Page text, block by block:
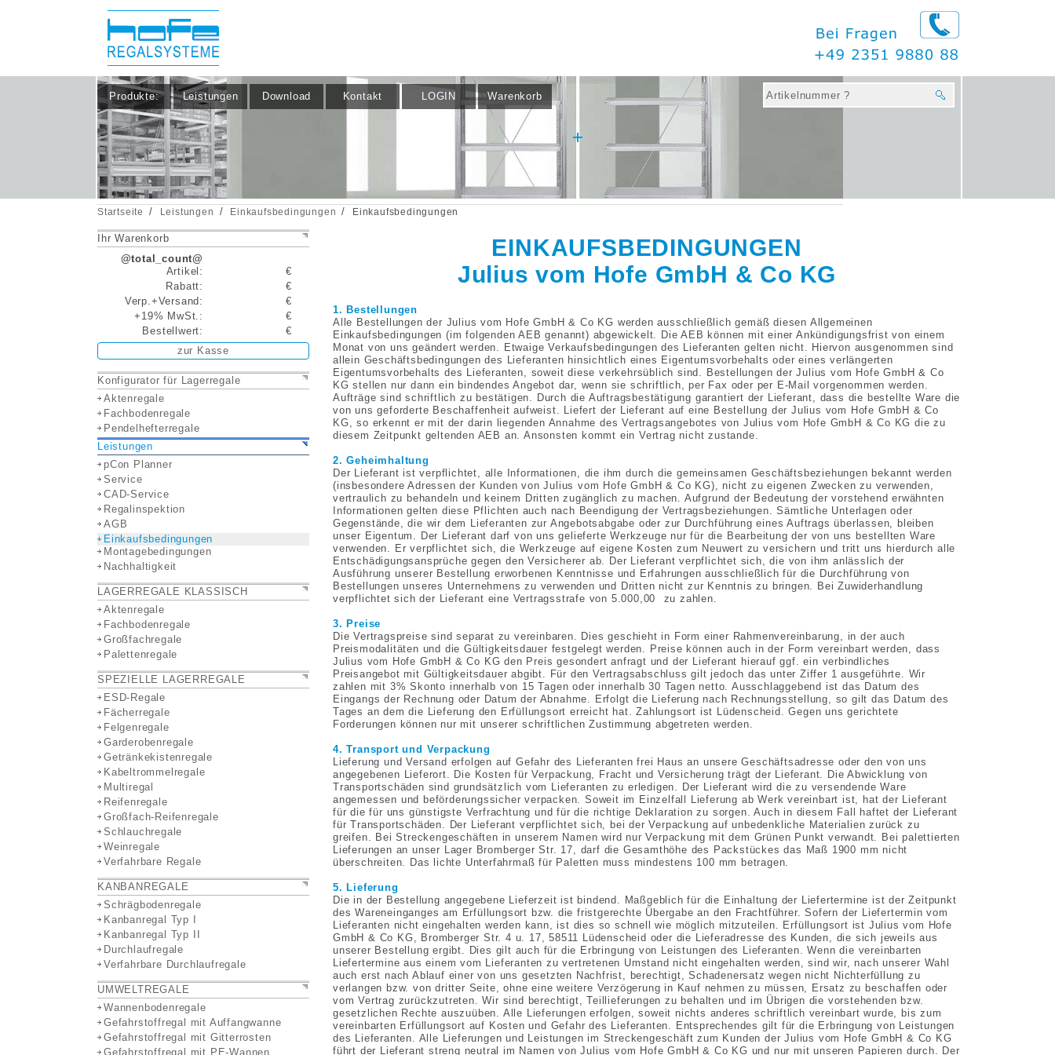
Produkte: Leistungen Download Kontakt LOGIN Warenkorb
Startseite / Leistungen / Einkaufsbedingungen / Einkaufsbedingungen
Ihr Warenkorb
@total_count@
Artikel:
€
Rabatt:
€
Verp.+Versand:
€
+19% MwSt.:
€
Bestellwert:
€
zur Kasse
Konfigurator für Lagerregale
Aktenregale
Fachbodenregale
Pendelhefterregale
Leistungen
pCon Planner
Service
CAD-Service
Regalinspektion
AGB
Einkaufsbedingungen
Montagebedingungen
Nachhaltigkeit
LAGERREGALE KLASSISCH
Aktenregale
Fachbodenregale
Großfachregale
Palettenregale
SPEZIELLE LAGERREGALE
ESD-Regale
Fächerregale
Felgenregale
Garderobenregale
Getränkekistenregale
Kabeltrommelregale
Multiregal
Reifenregale
Großfach-Reifenregale
Schlauchregale
Weinregale
Verfahrbare Regale
KANBANREGALE
Schrägbodenregale
Kanbanregal Typ I
Kanbanregal Typ II
Durchlaufregale
Verfahrbare Durchlaufregale
UMWELTREGALE
Wannenbodenregale
Gefahrstoffregal mit Auffangwanne
Gefahrstoffregal mit Gitterrosten
Gefahrstoffregal mit PE-Wannen
EINKAUFSBEDINGUNGEN
Julius vom Hofe GmbH & Co KG
1. Bestellungen
Alle Bestellungen der Julius vom Hofe GmbH & Co KG werden ausschließlich gemäß diesen Allgemeinen
Einkaufsbedingungen (im folgenden AEB genannt) abgewickelt. Die AEB können mit einer Ankündigungsfrist von einem
Monat von uns geändert werden. Etwaige Verkaufsbedingungen des Lieferanten gelten nicht. Hiervon ausgenommen sind
allein Geschäftsbedingungen des Lieferanten hinsichtlich eines Eigentumsvorbehalts oder eines verlängerten
Eigentumsvorbehalts des Lieferanten, soweit diese verkehrsüblich sind. Bestellungen der Julius vom Hofe GmbH & Co
KG stellen nur dann ein bindendes Angebot dar, wenn sie schriftlich, per Fax oder per E-Mail vorgenommen werden.
Aufträge sind schriftlich zu bestätigen. Durch die Auftragsbestätigung garantiert der Lieferant, dass die bestellte Ware die
von uns geforderte Beschaffenheit aufweist. Liefert der Lieferant auf eine Bestellung der Julius vom Hofe GmbH & Co
KG, so erkennt er mit der darin liegenden Annahme des Vertragsangebotes von Julius vom Hofe GmbH & Co KG die zu
diesem Zeitpunkt geltenden AEB an. Ansonsten kommt ein Vertrag nicht zustande.
2. Geheimhaltung
Der Lieferant ist verpflichtet, alle Informationen, die ihm durch die gemeinsamen Geschäftsbeziehungen bekannt werden
(insbesondere Adressen der Kunden von Julius vom Hofe GmbH & Co KG), nicht zu eigenen Zwecken zu verwenden,
vertraulich zu behandeln und keinem Dritten zugänglich zu machen. Aufgrund der Bedeutung der vorstehend erwähnten
Informationen gelten diese Pflichten auch nach Beendigung der Vertragsbeziehungen. Sämtliche Unterlagen oder
Gegenstände, die wir dem Lieferanten zur Angebotsabgabe oder zur Durchführung eines Auftrags überlassen, bleiben
unser Eigentum. Der Lieferant darf von uns gelieferte Werkzeuge nur für die Bearbeitung der von uns bestellten Ware
verwenden. Er verpflichtet sich, die Werkzeuge auf eigene Kosten zum Neuwert zu versichern und tritt uns hierdurch alle
Entschädigungsansprüche gegen den Versicherer ab. Der Lieferant verpflichtet sich, die von ihm anlässlich der
Ausführung unserer Bestellung erworbenen Kenntnisse und Erfahrungen ausschließlich für die Durchführung von
Bestellungen unseres Unternehmens zu verwenden und Dritten nicht zur Kenntnis zu bringen. Bei Zuwiderhandlung
verpflichtet sich der Lieferant eine Vertragsstrafe von 5.000,00  zu zahlen.
3. Preise
Die Vertragspreise sind separat zu vereinbaren. Dies geschieht in Form einer Rahmenvereinbarung, in der auch
Preismodalitäten und die Gültigkeitsdauer festgelegt werden. Preise können auch in der Form vereinbart werden, dass
Julius vom Hofe GmbH & Co KG den Preis gesondert anfragt und der Lieferant hierauf ggf. ein verbindliches
Preisangebot mit Gültigkeitsdauer abgibt. Für den Vertragsabschluss gilt jedoch das unter Ziffer 1 ausgeführte. Wir
zahlen mit 3% Skonto innerhalb von 15 Tagen oder innerhalb 30 Tagen netto. Ausschlaggebend ist das Datum des
Eingangs der Rechnung oder Datum der Abnahme. Erfolgt die Lieferung nach Rechnungsstellung, so gilt das Datum des
Tages an dem die Lieferung den Erfüllungsort erreicht hat. Zahlungsort ist Lüdenscheid. Gegen uns gerichtete
Forderungen können nur mit unserer schriftlichen Zustimmung abgetreten werden.
4. Transport und Verpackung
Lieferung und Versand erfolgen auf Gefahr des Lieferanten frei Haus an unsere Geschäftsadresse oder den von uns
angegebenen Lieferort. Die Kosten für Verpackung, Fracht und Versicherung trägt der Lieferant. Die Abwicklung von
Transportschäden sind grundsätzlich vom Lieferanten zu erledigen. Der Lieferant wird die zu versendende Ware
angemessen und beförderungssicher verpacken. Soweit im Einzelfall Lieferung ab Werk vereinbart ist, hat der Lieferant
für die für uns günstigste Verfrachtung und für die richtige Deklaration zu sorgen. Auch in diesem Fall haftet der Lieferant
für Transportschäden. Der Lieferant verpflichtet sich, bei der Verpackung auf unbedenkliche Materialien zurück zu
greifen. Bei Streckengeschäften in unserem Namen wird nur Verpackung mit dem Grünen Punkt verwandt. Bei palettierten
Lieferungen an unser Lager Bromberger Str. 17, darf die Gesamthöhe des Packstückes das Maß 1900 mm nicht
überschreiten. Das lichte Unterfahrmaß für Paletten muss mindestens 100 mm betragen.
5. Lieferung
Die in der Bestellung angegebene Lieferzeit ist bindend. Maßgeblich für die Einhaltung der Liefertermine ist der Zeitpunkt
des Wareneinganges am Erfüllungsort bzw. die fristgerechte Übergabe an den Frachtführer. Sofern der Liefertermin vom
Lieferanten nicht eingehalten werden kann, ist dies so schnell wie möglich mitzuteilen. Erfüllungsort ist Julius vom Hofe
GmbH & Co KG, Bromberger Str. 4 u. 17, 58511 Lüdenscheid oder die Lieferadresse des Kunden, die sich jeweils aus
unserer Bestellung ergibt. Dies gilt auch für die Erbringung von Leistungen des Lieferanten. Wenn die vereinbarten
Liefertermine aus einem vom Lieferanten zu vertretenen Umstand nicht eingehalten werden, sind wir, nach unserer Wahl
auch erst nach Ablauf einer von uns gesetzten Nachfrist, berechtigt, Schadenersatz wegen nicht Nichterfüllung zu
verlangen bzw. von dritter Seite, ohne eine weitere Verzögerung in Kauf nehmen zu müssen, Ersatz zu beschaffen oder
vom Vertrag zurückzutreten. Wir sind berechtigt, Teillieferungen zu behalten und im Übrigen die vorstehenden bzw.
gesetzlichen Rechte auszuüben. Alle Lieferungen erfolgen, soweit nichts anderes schriftlich vereinbart wurde, bis zum
vereinbarten Erfüllungsort auf Kosten und Gefahr des Lieferanten. Entsprechendes gilt für die Erbringung von Leistungen
des Lieferanten. Alle Lieferungen und Leistungen im Streckengeschäft zum Kunden der Julius vom Hofe GmbH & Co KG
führt der Lieferant streng neutral im Namen von Julius vom Hofe GmbH & Co KG und nur mit unseren Papieren durch. Der